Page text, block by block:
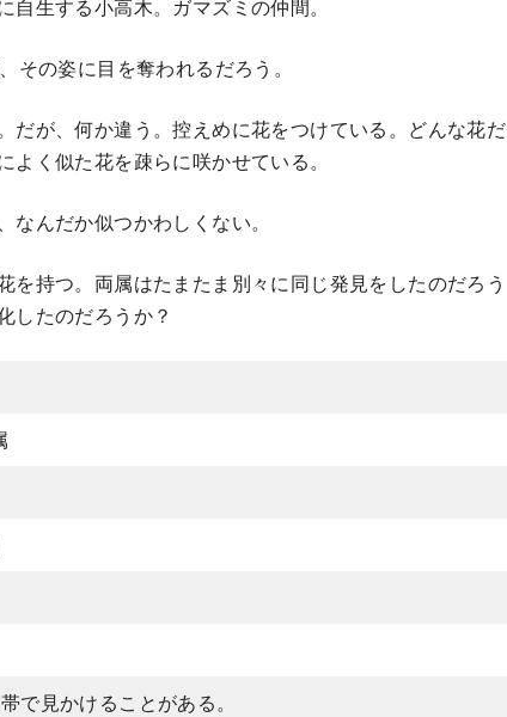
生する小高木。ガマズミの仲間。
の姿に目を奪われるだろう。
だが、何か違う。控えめに花をつけている。どんな花だ
く似た花を疎らに咲かせている。
んだか似つかわしくない。
持つ。両属はたまたま別々に同じ発見をしたのだろう
したのだろうか？
で見かけることがある。